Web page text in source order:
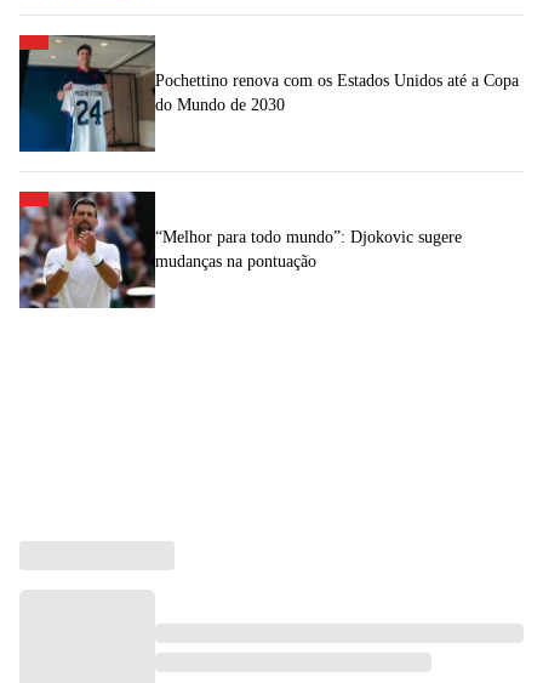
Pochettino renova com os Estados Unidos até a Copa
do Mundo de 2030
“Melhor para todo mundo”: Djokovic sugere
mudanças na pontuação